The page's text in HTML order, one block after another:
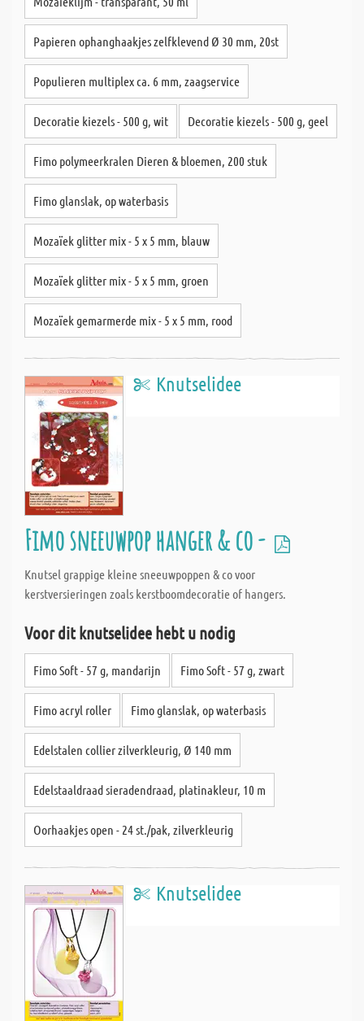
Papieren ophanghaakjes zelfklevend Ø 30 mm, 20st
Populieren multiplex ca. 6 mm, zaagservice
Decoratie kiezels - 500 g, wit Decoratie kiezels - 500 g, geel
Fimo polymeerkralen Dieren & bloemen, 200 stuk
Fimo glanslak, op waterbasis
Mozaïek glitter mix - 5 x 5 mm, blauw
Mozaïek glitter mix - 5 x 5 mm, groen
Mozaïek gemarmerde mix - 5 x 5 mm, rood
Knutselidee
Fimo sneeuwpop hanger & co -
Knutsel grappige kleine sneeuwpoppen & co voor
kerstversieringen zoals kerstboomdecoratie of hangers.
Voor dit knutselidee hebt u nodig
Fimo Soft - 57 g, mandarijn Fimo Soft - 57 g, zwart
Fimo acryl roller Fimo glanslak, op waterbasis
Edelstalen collier zilverkleurig, Ø 140 mm
Edelstaaldraad sieradendraad, platinakleur, 10 m
Oorhaakjes open - 24 st./pak, zilverkleurig
Knutselidee